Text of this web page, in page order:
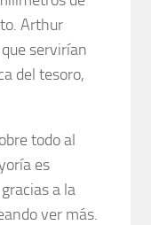
Arthur
servirían
del tesoro,
todo al
es
a la
ver más.